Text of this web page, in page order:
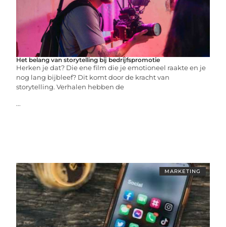
Het belang van storytelling bij bedrijfspromotie
Herken je dat? Die ene film die je emotioneel raakte en je
nog lang bijbleef? Dit komt door de kracht van
storytelling. Verhalen hebben de
...
MARKETING